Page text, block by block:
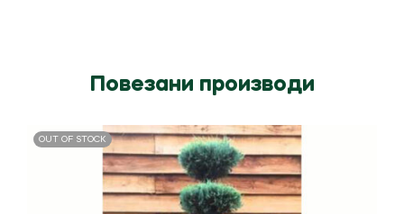
Повезани производи
OUT OF STOCK